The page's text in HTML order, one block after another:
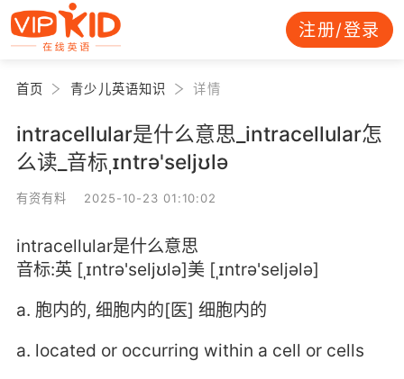
注册/登录
首页 青少儿英语知识 详情
intracellular是什么意思_intracellular怎
么读_音标ˌɪntrə'seljʊlə
有资有料 2025-10-23 01:10:02
intracellular是什么意思
音标:英 [ˌɪntrə'seljʊlə]美 [ˌɪntrə'seljələ]
a. 胞内的, 细胞内的[医] 细胞内的
a. located or occurring within a cell or cells